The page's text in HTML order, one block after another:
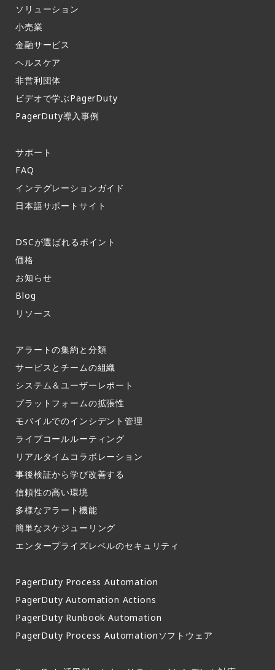
ソリューション
小売業
金融サービス
ヘルスケア
非営利団体
ビデオで学ぶPagerDuty
PagerDuty導入事例​
サポート​
FAQ​
インテグレーションガイド​
日本語サポートサイト​
DSCが選ばれるポイント
価格
お知らせ​
Blog
リソース
アラートの集約と分類​
サービスとチームの組織​
システム＆ユーザーレポート​
プラットフォームの拡張性
モバイルでのインシデント管理​
ライブコールルーティング​
リアルタイムコラボレーション​
事後検証から学び改善する
信頼性の高い環境​
多様なアラート機能​
簡単なスケジューリング​
エンタープライズレベルのセキュリティ
PagerDuty Process Automation
PagerDuty Automation Actions
PagerDuty Runbook Automation
PagerDuty Process Automationソフトウェア